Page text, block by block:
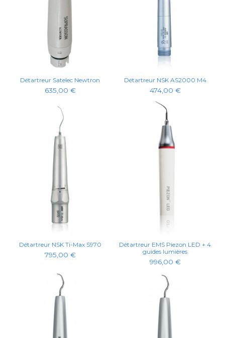
Détartreur Satelec Newtron
635,00 €
Détartreur NSK AS2000 M4
474,00 €
Détartreur NSK Ti-Max S970
795,00 €
Détartreur EMS Piezon LED + 4
guides lumières
996,00 €